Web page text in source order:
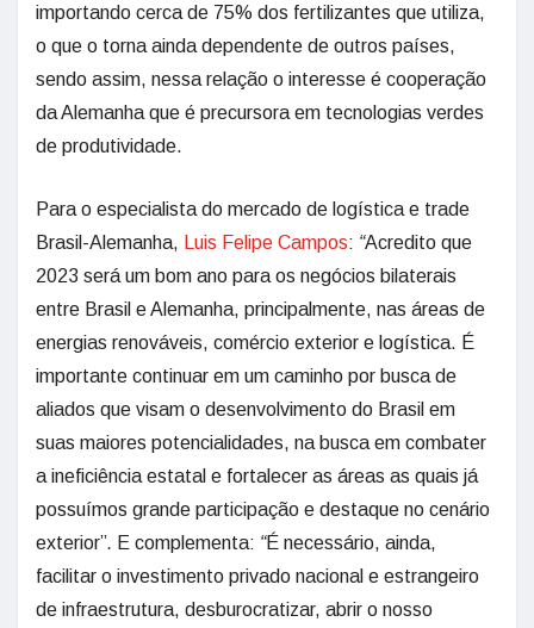
importando cerca de 75% dos fertilizantes que utiliza,
o que o torna ainda dependente de outros países,
sendo assim, nessa relação o interesse é cooperação
da Alemanha que é precursora em tecnologias verdes
de produtividade.
Para o especialista do mercado de logística e trade
Brasil-Alemanha,
Luis Felipe Campos: “Acredito que
2023 será um bom ano para os negócios bilaterais
entre Brasil e Alemanha, principalmente, nas áreas de
energias renováveis, comércio exterior e logística. É
importante continuar em um caminho por busca de
aliados que visam o desenvolvimento do Brasil em
suas maiores potencialidades, na busca em combater
a ineficiência estatal e fortalecer as áreas as quais já
possuímos grande participação e destaque no cenário
exterior”. E complementa: “É necessário, ainda,
facilitar o investimento privado nacional e estrangeiro
de infraestrutura, desburocratizar, abrir o nosso